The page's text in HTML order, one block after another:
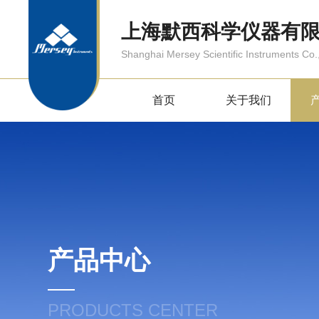
上海默西科学仪器有
Shanghai Mersey Scientific Instruments
首页 关于我们
产品中心
PRODUCTS CENTER